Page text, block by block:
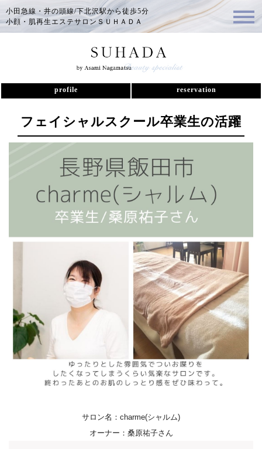
小田急線・井の頭線/下北沢駅から徒歩5分
小顔・肌再生エステサロンＳＵＨＡＤＡ
profile reservation
フェイシャルスクール卒業生の活躍
サロン名： charme(シャルム)
オーナー：桑原祐子さん